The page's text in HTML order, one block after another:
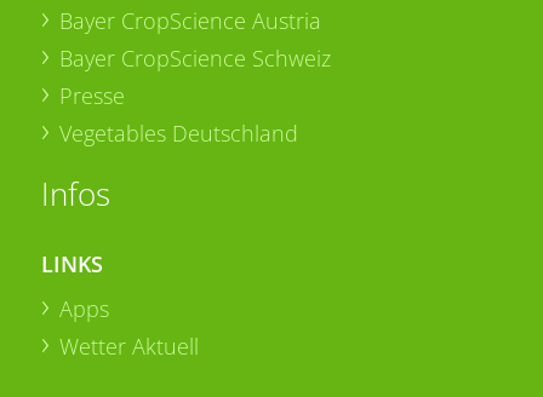
Bayer CropScience Austria
Bayer CropScience Schweiz
Presse
Vegetables Deutschland
Infos
LINKS
Apps
Wetter Aktuell